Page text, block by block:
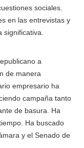
sociales.
en las entrevistas y
a
de manera
empresario ha
campaña tanto
de basura. Ha
Ha buscado
y el Senado de